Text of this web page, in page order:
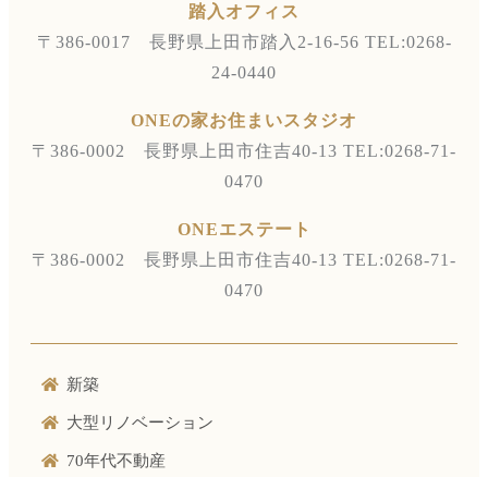
踏入オフィス
〒386-0017 長野県上田市踏入2-16-56 TEL:0268-
24-0440
ONEの家お住まいスタジオ
〒386-0002 長野県上田市住吉40-13 TEL:0268-71-
0470
ONEエステート
〒386-0002 長野県上田市住吉40-13 TEL:0268-71-
0470
新築
大型リノベーション
70年代不動産